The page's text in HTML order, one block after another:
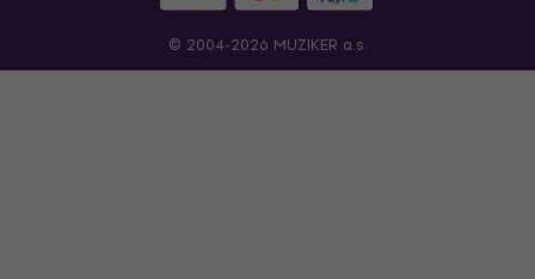
© 2004-2026 MUZIKER a.s.